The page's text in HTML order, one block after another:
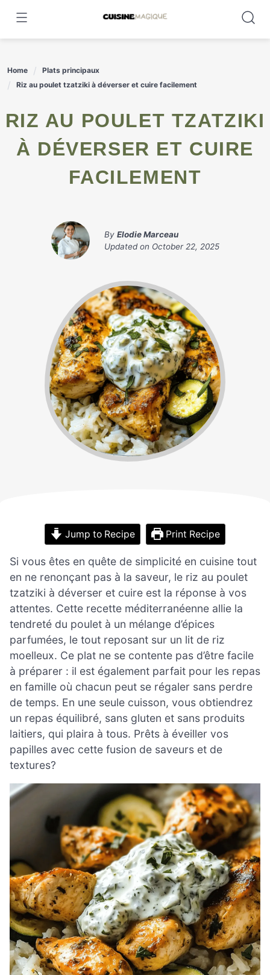
content
Home
Plats principaux
Riz au poulet tzatziki à déverser et cuire facilement
RIZ AU POULET TZATZIKI
À DÉVERSER ET CUIRE
FACILEMENT
By Elodie Marceau
Updated on October 22, 2025
Jump to Recipe Print Recipe
Si vous êtes en quête de simplicité en cuisine tout
en ne renonçant pas à la saveur, le riz au poulet
tzatziki à déverser et cuire est la réponse à vos
attentes. Cette recette méditerranéenne allie la
tendreté du poulet à un mélange d’épices
parfumées, le tout reposant sur un lit de riz
moelleux. Ce plat ne se contente pas d’être facile
à préparer : il est également parfait pour les repas
en famille où chacun peut se régaler sans perdre
de temps. En une seule cuisson, vous obtiendrez
un repas équilibré, sans gluten et sans produits
laitiers, qui plaira à tous. Prêts à éveiller vos
papilles avec cette fusion de saveurs et de
textures?